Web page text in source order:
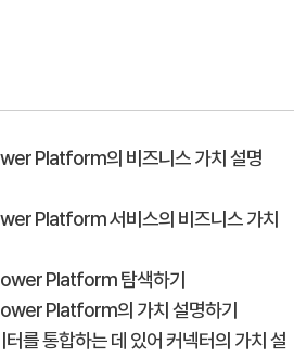
Platform의 비즈니스 가치 설명
Platform 서비스의 비즈니스 가치
Platform 탐색하기
Platform의 가치 설명하기
를 통합하는 데 있어 커넥터의 가치 설